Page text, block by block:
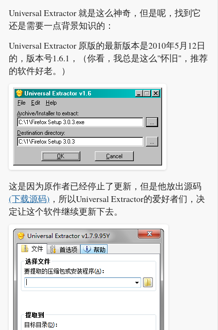
Universal Extractor 就是这么神奇，但是呢，找到它
还是需要一点背景知识的：
Universal Extractor 原版的最新版本是2010年5月12日
的，版本号1.6.1，（你看，我总是这么"怀旧"，推荐
的软件好老。）
这是因为原作者已经停止了更新，但是他放出源码
(下载源码) ，所以Universal Extractor的爱好者们，决
定让这个软件继续更新下去。